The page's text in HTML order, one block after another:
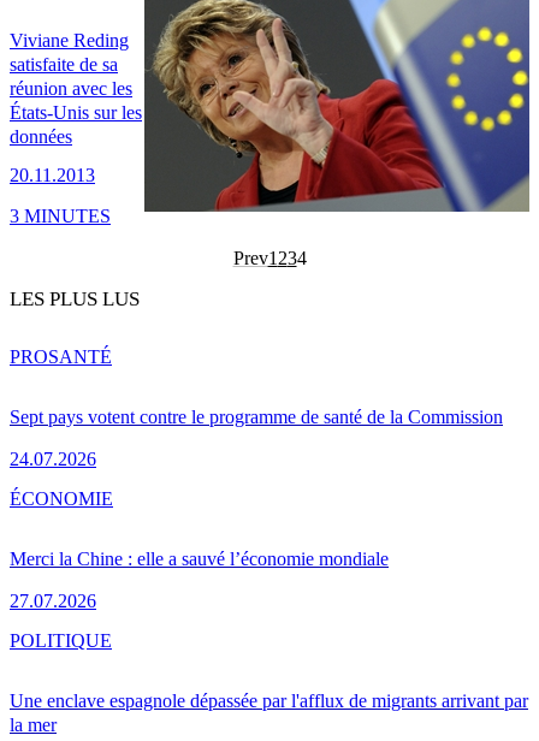
Viviane Reding
satisfaite de sa
réunion avec les
États-Unis sur les
données
20.11.2013
3 MINUTES
Prev1 234
LES PLUS LUS
Sept pays votent contre le programme de santé de la Commission
24.07.2026
PROSANTÉ
Merci la Chine : elle a sauvé l’économie mondiale
27.07.2026
ÉCONOMIE
Une enclave espagnole dépassée par l'afflux de migrants arrivant par
la mer
POLITIQUE